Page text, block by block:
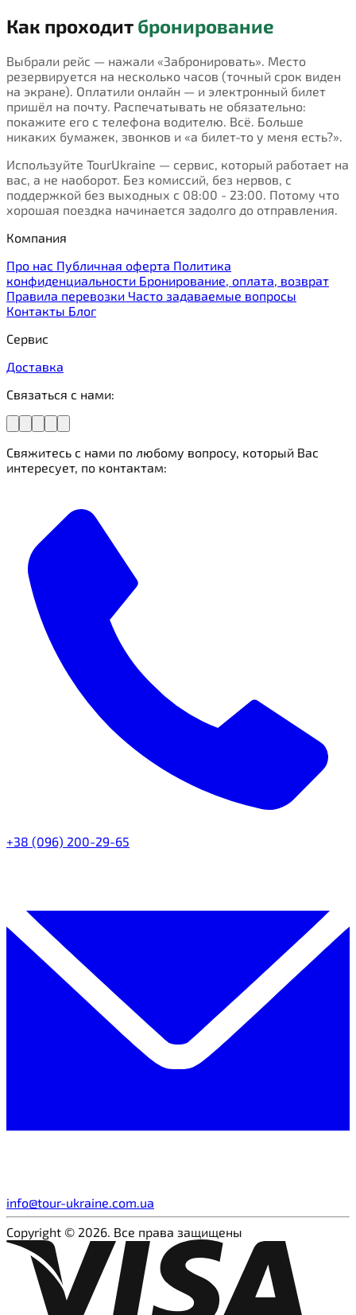
Как проходит бронирование
Выбрали рейс — нажали «Забронировать». Место
резервируется на несколько часов (точный срок виден
на экране). Оплатили онлайн — и электронный билет
пришёл на почту. Распечатывать не обязательно:
покажите его с телефона водителю. Всё. Больше
никаких бумажек, звонков и «а билет-то у меня есть?».
Используйте TourUkraine — сервис, который работает на
вас, а не наоборот. Без комиссий, без нервов, с
поддержкой без выходных с 08:00 - 23:00. Потому что
хорошая поездка начинается задолго до отправления.
Компания
Про нас Публичная оферта Политика
конфиденциальности Бронирование, оплата, возврат
Правила перевозки Часто задаваемые вопросы
Контакты Блог
Сервис
Доставка
Связаться с нами:
Свяжитесь с нами по любому вопросу, который Вас
интересует, по контактам:
+38 (096) 200-29-65
info@tour-ukraine.com.ua
Copyright © 2026. Все права защищены